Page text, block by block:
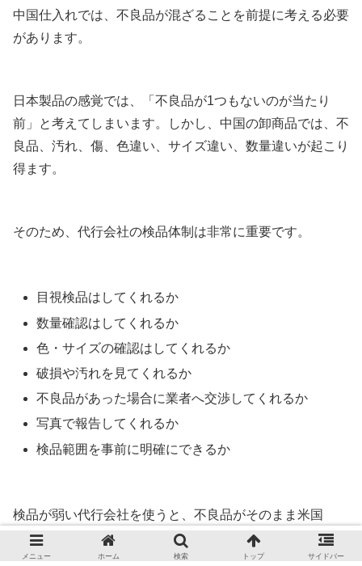
中国仕入れでは、不良品が混ざることを前提に考える必要
があります。
日本製品の感覚では、「不良品が1つもないのが当たり
前」と考えてしまいます。しかし、中国の卸商品では、不
良品、汚れ、傷、色違い、サイズ違い、数量違いが起こり
得ます。
そのため、代行会社の検品体制は非常に重要です。
目視検品はしてくれるか
数量確認はしてくれるか
色・サイズの確認はしてくれるか
破損や汚れを見てくれるか
不良品があった場合に業者へ交渉してくれるか
写真で報告してくれるか
検品範囲を事前に明確にできるか
検品が弱い代行会社を使うと、不良品がそのまま米国
Amazonへ送られ、レビュー低下や返品につながる可能性
があります。
メニュー ホーム 検索 トップ サイドバー